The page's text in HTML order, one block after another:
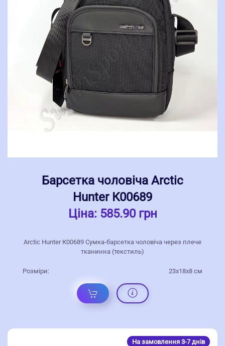
Барсетка чоловіча Arctic
Hunter К00689
Ціна: 585.90 грн
Arctic Hunter К00689 Сумка-барсетка чоловіча через плече
тканинна (текстиль)
Розміри: 23x18x8 см
На замовлення 3-7 днів